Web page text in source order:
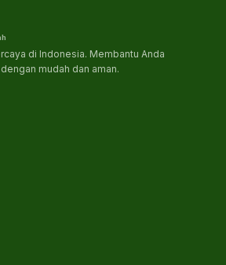
di Indonesia. Membantu Anda
mudah dan aman.